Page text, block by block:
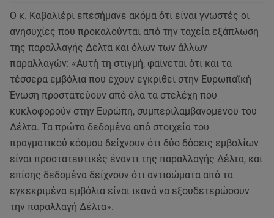
Ο κ. Καβαλιέρι επεσήμανε ακόμα ότι είναι γνωστές οι
ανησυχίες που προκαλούνται από την ταχεία εξάπλωση
της παραλλαγής Δέλτα και όλων των άλλων
παραλλαγών: «Αυτή τη στιγμή, φαίνεται ότι και τα
τέσσερα εμβόλια που έχουν εγκριθεί στην Ευρωπαϊκή
Ένωση προστατεύουν από όλα τα στελέχη που
κυκλοφορούν στην Ευρώπη, συμπεριλαμβανομένου του
Δέλτα. Τα πρώτα δεδομένα από στοιχεία του
πραγματικού κόσμου δείχνουν ότι δύο δόσεις εμβολίων
είναι προστατευτικές έναντι της παραλλαγής Δέλτα, και
επίσης δεδομένα δείχνουν ότι αντισώματα από τα
εγκεκριμένα εμβόλια είναι ικανά να εξουδετερώσουν
την παραλλαγή Δέλτα».